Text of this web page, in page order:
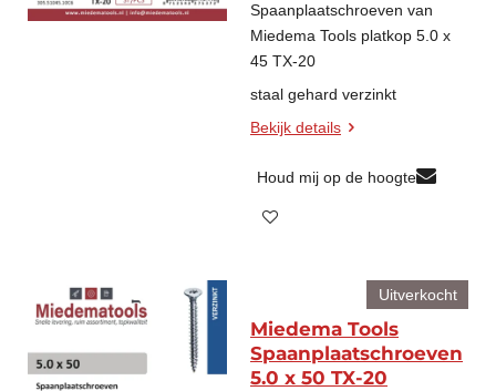
Spaanplaatschroeven van
Miedema Tools platkop 5.0 x
45 TX-20
staal gehard verzinkt
Bekijk details
Houd mij op de hoogte
Uitverkocht
Miedema Tools
Spaanplaatschroeven
5.0 x 50 TX-20